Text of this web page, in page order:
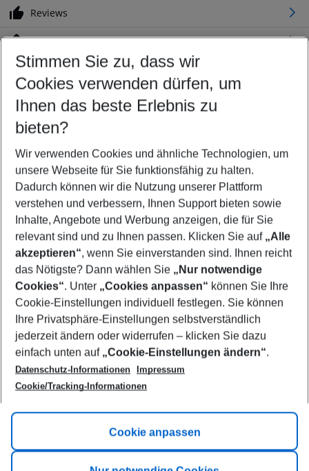
Reviews
Location
Customize your offer
Find the perfect deal which suits your best
Your departure airport
Any airport
Select your date range
09/08/26–07/08/27 5-8 nights
Who will travel
2 adults No children
Show more filter
Footer
Footer navigation
Title A
Link A
Stimmen Sie zu, dass wir
Cookies verwenden dürfen, um
Ihnen das beste Erlebnis zu
bieten?
Wir verwenden Cookies und ähnliche Technologien, um
unsere Webseite für Sie funktionsfähig zu halten.
Dadurch können wir die Nutzung unserer Plattform
verstehen und verbessern, Ihnen Support bieten sowie
Inhalte, Angebote und Werbung anzeigen, die für Sie
relevant sind und zu Ihnen passen. Klicken Sie auf „Alle
akzeptieren“, wenn Sie einverstanden sind. Ihnen reicht
das Nötigste? Dann wählen Sie „Nur notwendige
Cookies“. Unter „Cookies anpassen“ können Sie Ihre
Cookie-Einstellungen individuell festlegen. Sie können
Ihre Privatsphäre-Einstellungen selbstverständlich
jederzeit ändern oder widerrufen – klicken Sie dazu
einfach unten auf „Cookie-Einstellungen ändern“.
Datenschutz-Informationen
Impressum
Cookie/Tracking-Informationen
Cookie anpassen